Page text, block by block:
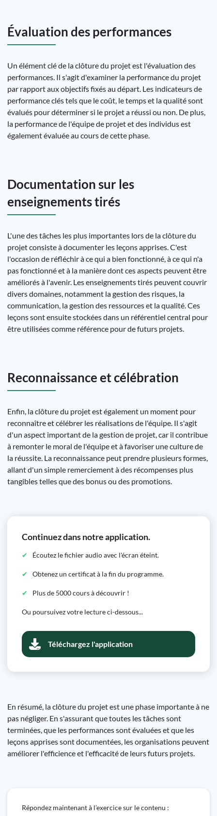
Évaluation des performances
Un élément clé de la clôture du projet est l'évaluation des
performances. Il s'agit d'examiner la performance du projet
par rapport aux objectifs fixés au départ. Les indicateurs de
performance clés tels que le coût, le temps et la qualité sont
évalués pour déterminer si le projet a réussi ou non. De plus,
la performance de l'équipe de projet et des individus est
également évaluée au cours de cette phase.
Documentation sur les
enseignements tirés
L'une des tâches les plus importantes lors de la clôture du
projet consiste à documenter les leçons apprises. C'est
l'occasion de réfléchir à ce qui a bien fonctionné, à ce qui n'a
pas fonctionné et à la manière dont ces aspects peuvent être
améliorés à l'avenir. Les enseignements tirés peuvent couvrir
divers domaines, notamment la gestion des risques, la
communication, la gestion des ressources et la qualité. Ces
leçons sont ensuite stockées dans un référentiel central pour
être utilisées comme référence pour de futurs projets.
Reconnaissance et célébration
Enfin, la clôture du projet est également un moment pour
reconnaître et célébrer les réalisations de l'équipe. Il s'agit
d'un aspect important de la gestion de projet, car il contribue
à remonter le moral de l'équipe et à favoriser une culture de
la réussite. La reconnaissance peut prendre plusieurs formes,
allant d'un simple remerciement à des récompenses plus
tangibles telles que des bonus ou des promotions.
Continuez dans notre application.
Écoutez le fichier audio avec l'écran éteint.
Obtenez un certificat à la fin du programme.
Plus de 5000 cours à découvrir !
Ou poursuivez votre lecture ci-dessous...
Téléchargez l'application
En résumé, la clôture du projet est une phase importante à ne
pas négliger. En s'assurant que toutes les tâches sont
terminées, que les performances sont évaluées et que les
leçons apprises sont documentées, les organisations peuvent
améliorer l'efficience et l'efficacité de leurs futurs projets.
Répondez maintenant à l’exercice sur le contenu :